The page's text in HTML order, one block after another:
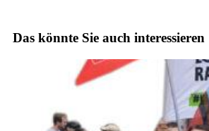
Das könnte Sie auch interessieren